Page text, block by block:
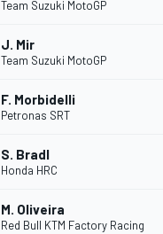
Team Suzuki MotoGP
J. Mir
Team Suzuki MotoGP
F. Morbidelli
Petronas SRT
S. Bradl
Honda HRC
M. Oliveira
Red Bull KTM Factory Racing